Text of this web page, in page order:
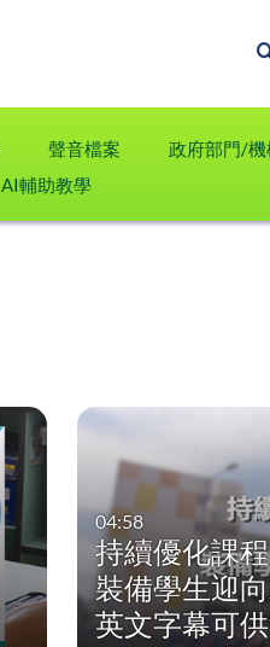
聲音檔案 政府部門/
AI輔助教學
04:58
持續優化課程
裝備學生迎向
英文字幕可